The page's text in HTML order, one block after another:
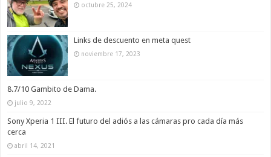
octubre 25, 2024
Links de descuento en meta quest
noviembre 17, 2023
8.7/10 Gambito de Dama.
julio 9, 2022
Sony Xperia 1 III. El futuro del adiós a las cámaras pro cada día más
cerca
abril 14, 2021